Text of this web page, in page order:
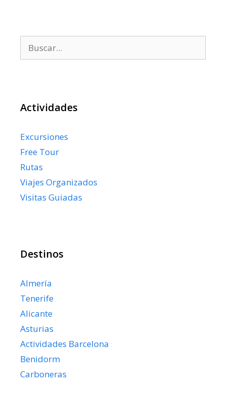
Actividades
Excursiones
Free Tour
Rutas
Viajes Organizados
Visitas Guiadas
Destinos
Almería
Tenerife
Alicante
Asturias
Actividades Barcelona
Benidorm
Carboneras